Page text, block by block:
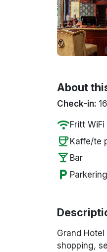
About
Check-in:
wifiFritt WiFi
coffeeKaffe/te
local_bar Bar
local_parking
Grand
shopping,